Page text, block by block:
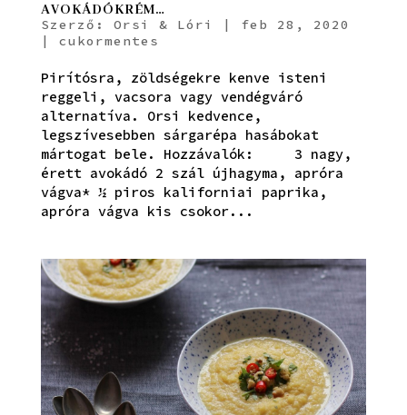
AVOKÁDÓKRÉM…
Szerző: Orsi & Lóri | feb 28, 2020
| cukormentes
Pirítósra, zöldségekre kenve isteni
reggeli, vacsora vagy vendégváró
alternatíva. Orsi kedvence,
legszívesebben sárgarépa hasábokat
mártogat bele. Hozzávalók: 3 nagy,
érett avokádó 2 szál újhagyma, apróra
vágva* ½ piros kaliforniai paprika,
apróra vágva kis csokor...